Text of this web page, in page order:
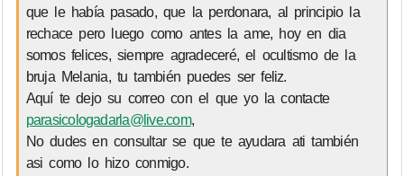
que le había pasado, que la perdonara, al principio la
rechace pero luego como antes la ame, hoy en dia
somos felices, siempre agradeceré, el ocultismo de la
bruja Melania, tu también puedes ser feliz.
Aquí te dejo su correo con el que yo la contacte
parasicologadarla@live.com,
No dudes en consultar se que te ayudara ati también
asi como lo hizo conmigo.